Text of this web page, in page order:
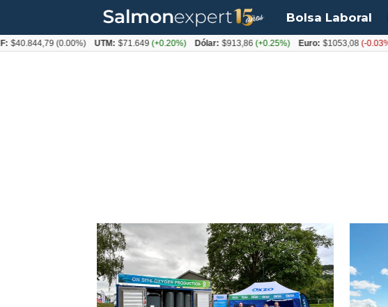
Bolsa Laboral
Tag:
$40.844,79(0.00%) UTM: $71.649(+0.20%) Dólar: $913,86(+0.25%) Euro: $1053,08(-0.03%)